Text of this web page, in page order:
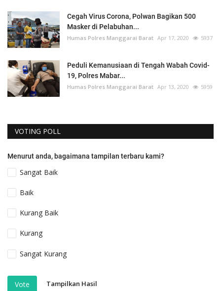
Cegah Virus Corona, Polwan Bagikan 500
Masker di Pelabuhan...
Humas Polres Manggarai Barat Apr 17, 2020 5937
Peduli Kemanusiaan di Tengah Wabah Covid-
19, Polres Mabar...
Humas Polres Manggarai Barat Apr 13, 2020 5959
VOTING POLL
Menurut anda, bagaimana tampilan terbaru kami?
Sangat Baik
Baik
Kurang Baik
Kurang
Sangat Kurang
Vote Tampilkan Hasil